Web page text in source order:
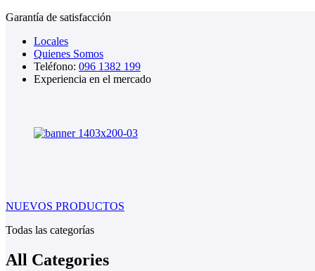
Garantía de satisfacción
Locales
Quienes Somos
Teléfono: 096 1382 199
Experiencia en el mercado
NUEVOS PRODUCTOS
Todas las categorías
All Categories